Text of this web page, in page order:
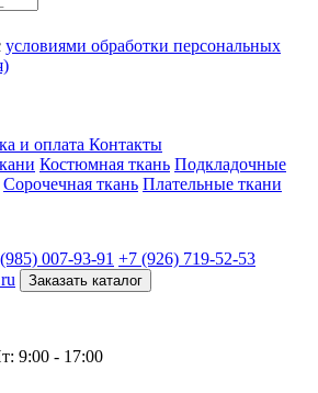
условиями обработки персональных
и оплата Контакты
Костюмная ткань Подкладочные
Сорочечная ткань Плательные ткани
007-93-91 +7 (926) 719-52-53
Заказать каталог
9:00 - 17:00